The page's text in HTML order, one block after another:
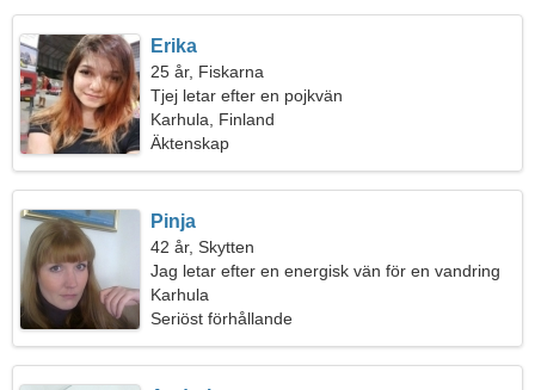
Erika
25 år, Fiskarna
Tjej letar efter en pojkvän
Karhula, Finland
Äktenskap
Pinja
42 år, Skytten
Jag letar efter en energisk vän för en vandring
Karhula
Seriöst förhållande